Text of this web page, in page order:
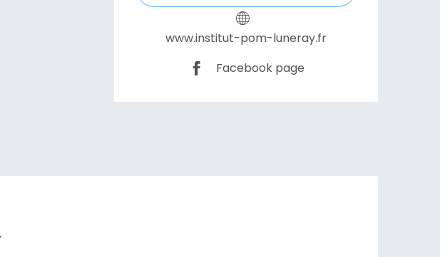
www.institut-pom-luneray.fr
Facebook page